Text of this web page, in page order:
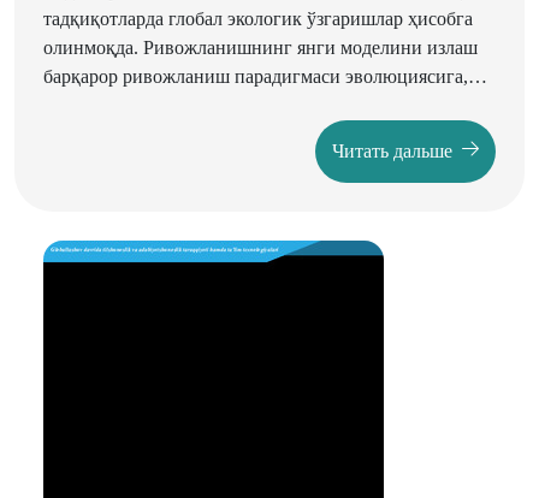
тадқиқотларда глобал экологик ўзгаришлар ҳисобга
олинмоқда. Ривожланишнинг янги моделини излаш
барқарор ривожланиш парадигмаси эволюциясига,
Ўзбекистон Республикасининг 2019-2030-йилларга
мўлжалланган "Яшил" иқтисодиётга ўтиш
энергия сарфи ҳажмини, шу жумладан қайта
Читать дальше